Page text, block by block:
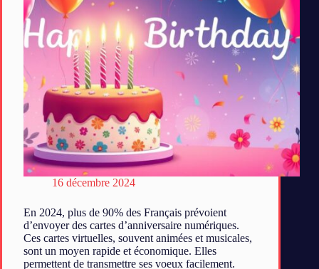
16 décembre 2024
En 2024, plus de 90% des Français prévoient
d’envoyer des cartes d’anniversaire numériques.
Ces cartes virtuelles, souvent animées et musicales,
sont un moyen rapide et économique. Elles
permettent de transmettre ses voeux facilement.